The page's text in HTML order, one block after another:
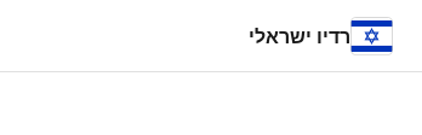
רדיו ישראלי